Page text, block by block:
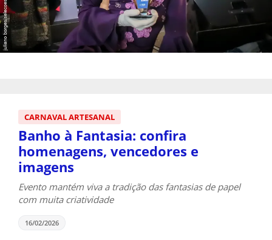
CARNAVAL ARTESANAL
Banho à Fantasia: confira
homenagens, vencedores e
imagens
Evento mantém viva a tradição das fantasias de papel
com muita criatividade
16/02/2026